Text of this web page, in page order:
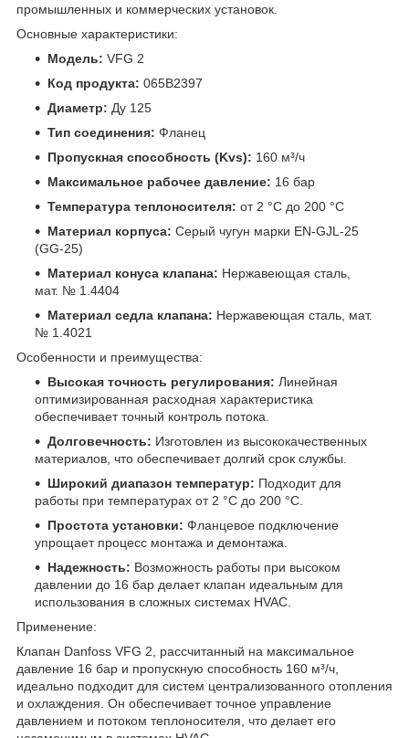
промышленных и коммерческих установок.
Основные характеристики:
Модель: VFG 2
Код продукта: 065B2397
Диаметр: Ду 125
Тип соединения: Фланец
Пропускная способность (Kvs): 160 м³/ч
Максимальное рабочее давление: 16 бар
Температура теплоносителя: от 2 °C до 200 °C
Материал корпуса: Серый чугун марки EN-GJL-25
(GG-25)
Материал конуса клапана: Нержавеющая сталь,
мат. № 1.4404
Материал седла клапана: Нержавеющая сталь, мат.
№ 1.4021
Особенности и преимущества:
Высокая точность регулирования: Линейная
оптимизированная расходная характеристика
обеспечивает точный контроль потока.
Долговечность: Изготовлен из высококачественных
материалов, что обеспечивает долгий срок службы.
Широкий диапазон температур: Подходит для
работы при температурах от 2 °C до 200 °C.
Простота установки: Фланцевое подключение
упрощает процесс монтажа и демонтажа.
Надежность: Возможность работы при высоком
давлении до 16 бар делает клапан идеальным для
использования в сложных системах HVAC.
Применение:
Клапан Danfoss VFG 2, рассчитанный на максимальное
давление 16 бар и пропускную способность 160 м³/ч,
идеально подходит для систем централизованного отопления
и охлаждения. Он обеспечивает точное управление
давлением и потоком теплоносителя, что делает его